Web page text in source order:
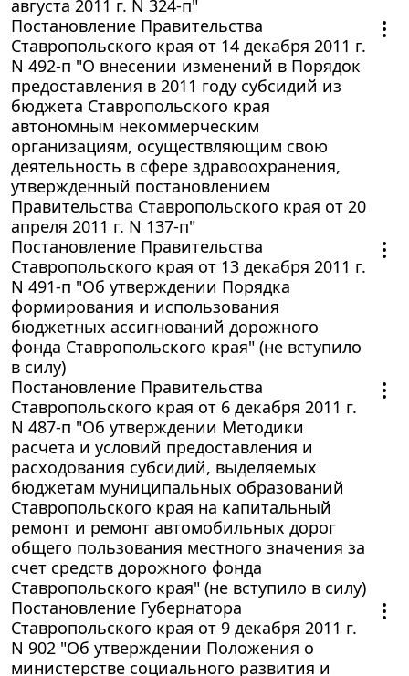
августа 2011 г. N 324-п"
Постановление Правительства
Ставропольского края от 14 декабря 2011 г.
N 492-п "О внесении изменений в Порядок
предоставления в 2011 году субсидий из
бюджета Ставропольского края
автономным некоммерческим
организациям, осуществляющим свою
деятельность в сфере здравоохранения,
утвержденный постановлением
Правительства Ставропольского края от 20
апреля 2011 г. N 137-п"
Постановление Правительства
Ставропольского края от 13 декабря 2011 г.
N 491-п "Об утверждении Порядка
формирования и использования
бюджетных ассигнований дорожного
фонда Ставропольского края" (не вступило
в силу)
Постановление Правительства
Ставропольского края от 6 декабря 2011 г.
N 487-п "Об утверждении Методики
расчета и условий предоставления и
расходования субсидий, выделяемых
бюджетам муниципальных образований
Ставропольского края на капитальный
ремонт и ремонт автомобильных дорог
общего пользования местного значения за
счет средств дорожного фонда
Ставропольского края" (не вступило в силу)
Постановление Губернатора
Ставропольского края от 9 декабря 2011 г.
N 902 "Об утверждении Положения о
министерстве социального развития и